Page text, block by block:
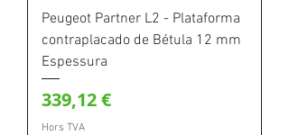
Peugeot Partner L2 - Plataforma
contraplacado de Bétula 12 mm
Espessura
Prix
339,12 €
Hors TVA